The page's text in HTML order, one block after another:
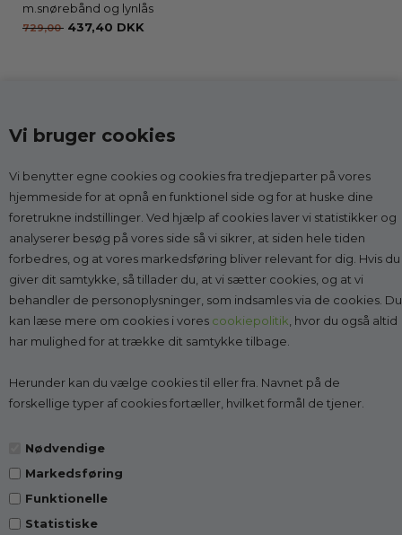
Vi bruger cookies
Vi benytter egne cookies og cookies fra tredjeparter på vores
hjemmeside for at opnå en funktionel side og for at huske dine
foretrukne indstillinger. Ved hjælp af cookies laver vi statistikker og
analyserer besøg på vores side så vi sikrer, at siden hele tiden
forbedres, og at vores markedsføring bliver relevant for dig. Hvis du
giver dit samtykke, så tillader du, at vi sætter cookies, og at vi
behandler de personoplysninger, som indsamles via de cookies. Du
kan læse mere om cookies i vores cookiepolitik, hvor du også altid
har mulighed for at trække dit samtykke tilbage.
Herunder kan du vælge cookies til eller fra. Navnet på de
forskellige typer af cookies fortæller, hvilket formål de tjener.
Nødvendige
Markedsføring
Funktionelle
Statistiske
m.snørebånd og lynlås
729,00 437,40 DKK
Kontakt
Godesko.dk
v/Malle & Co
Solrød Byvej 15
2680 Solrød Strand
CVR 27998623
Tlf.: 2268 7595 (Man-Fre kl. 10-14)
Kundeservice@godesko.dk
Information